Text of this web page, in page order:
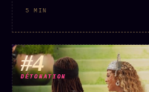
5 MIN
#4
DÉTONATION